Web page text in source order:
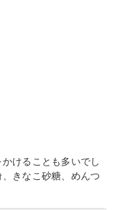
けることも多いでし
きなこ砂糖、めんつ